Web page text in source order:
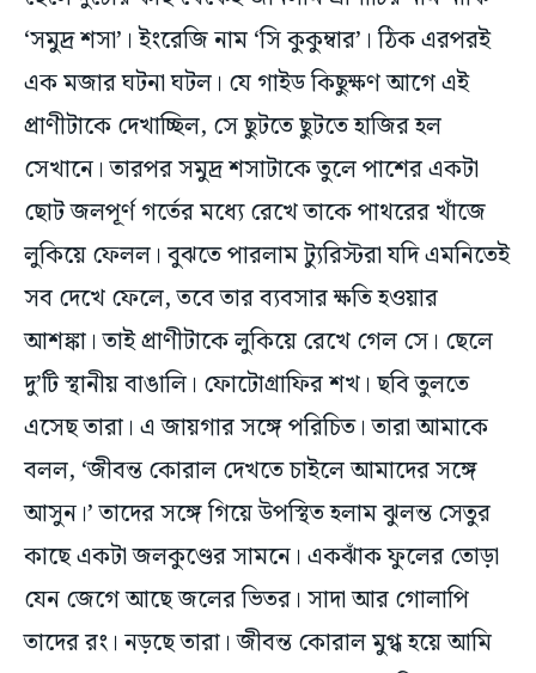
এক মজার ঘটনা ঘটল। যে গাইড কিছুক্ষণ আগে এই
প্রাণীটাকে দেখাচ্ছিল, সে ছুটতে ছুটতে হাজির হল
সেখানে। তারপর সমুদ্র শসাটাকে তুলে পাশের একটা
ছোট জলপূর্ণ গর্তের মধ্যে রেখে তাকে পাথরের খাঁজে
লুকিয়ে ফেলল। বুঝতে পারলাম ট্যুরিস্টরা যদি এমনিতেই
সব দেখে ফেলে, তবে তার ব্যবসার ক্ষতি হওয়ার
আশঙ্কা। তাই প্রাণীটাকে লুকিয়ে রেখে গেল সে। ছেলে
দু’টি স্থানীয় বাঙালি। ফোটোগ্রাফির শখ। ছবি তুলতে
এসেছ তারা। এ জায়গার সঙ্গে পরিচিত। তারা আমাকে
বলল, ‘জীবন্ত কোরাল দেখতে চাইলে আমাদের সঙ্গে
আসুন।’ তাদের সঙ্গে গিয়ে উপস্থিত হলাম ঝুলন্ত সেতুর
কাছে একটা জলকুণ্ডের সামনে। একঝাঁক ফুলের তোড়া
যেন জেগে আছে জলের ভিতর। সাদা আর গোলাপি
তাদের রং। নড়ছে তারা। জীবন্ত কোরাল মুগ্ধ হয়ে আমি
তাদের দেখতে লাগলাম, আর ছেলেগুলো ছবি তুলতে